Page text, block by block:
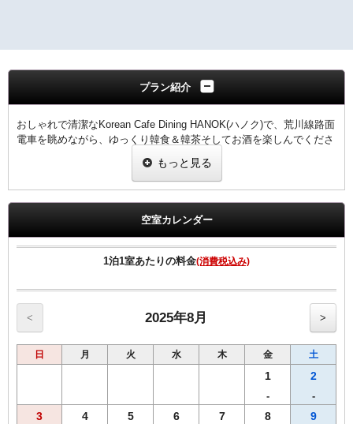
プラン紹介
おしゃれで清潔なKorean Cafe Dining HANOK(ハノク)で、荒川線路面
電車を眺めながら、ゆっくり韓食＆韓茶そしてお酒を楽しんでくださ
作ったスープは、ほっこりと深い味が出ます。ドレッシング・付けダ
レ・ソースも化学調味料無添加。一手間もふた手間もじっくり時間を
・お通し
・キムチ3種(ナムル3種に変更可）
・オンヤンプルコギ
・ご飯
・お好きなドリンク1杯
※仕入れの都合などにより、一部内容が変更になる場合があります。
〇お食事対象店舗：「韓国カフェダイニング HANOK」
※R＆Bホテル大塚駅北口より徒歩約4分
もっと見る
空室カレンダー
1泊1室あたりの料金(消費税込み)
< 2025年8月 >
日 月 火 水 木 金 土
1
-
2
-
3 4 5 6 7 8 9